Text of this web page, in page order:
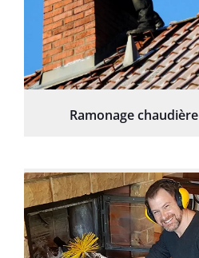
Ramonage chaudière